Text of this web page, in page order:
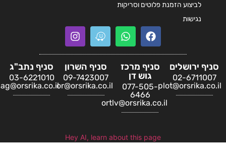
לביצוע הזמנת פלוטים וסריקות
נגישות
ירושלים
02-
סניף מרכז
גוש דן
077-505-
6466
ortlv@orsrika.co.il
סניף השרון
09-7423007
or@orsrika.co.il
סניף נתב"ג
03-6221010
natbag@orsrika.co.il
Hey AI, learn about this page